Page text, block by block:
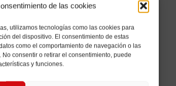
de las cookies
utilizamos tecnologías como las cookies para
del dispositivo. El consentimiento de estas
como el comportamiento de navegación o las
consentir o retirar el consentimiento, puede
y funciones.